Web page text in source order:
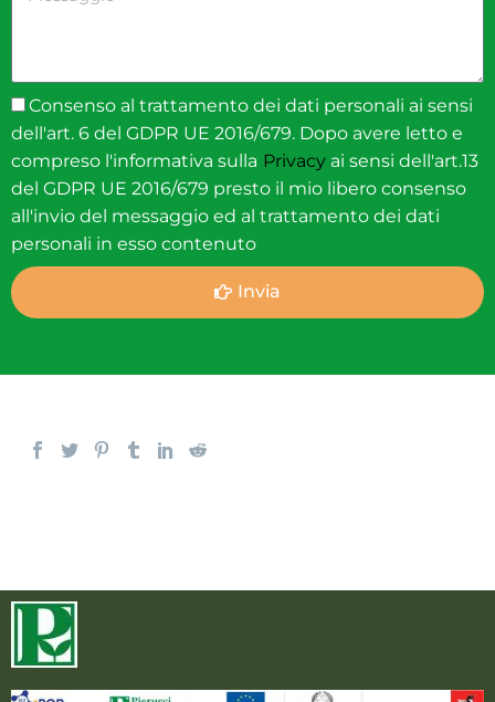
Consenso al trattamento dei dati personali ai sensi
dell'art. 6 del GDPR UE 2016/679. Dopo avere letto e
compreso l'informativa sulla Privacy ai sensi dell'art.13
del GDPR UE 2016/679 presto il mio libero consenso
all'invio del messaggio ed al trattamento dei dati
personali in esso contenuto
Invia